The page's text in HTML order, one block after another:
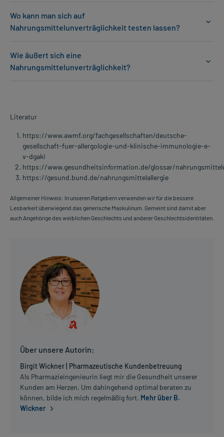
Wo kann man sich auf
Nahrungsmittelunverträglichkeit testen lassen?
Wie äußert sich eine
Nahrungsmittelunverträglichkeit?
Literatur
https://www.awmf.org/fachgesellschaften/deutsche-
gesellschaft-fuer-allergologie-und-klinische-immunologie-e-
v-dgaki
https://www.gesundheitsinformation.de/glossar/
https://gesund.bund.de/nahrungsmittelallergie
Allgemeiner Hinweis: In unseren Ratgebern verwenden wir für die bessere
Lesbarkeit überwiegend das generische Maskulinum. Gemeint sind damit aber
auch Angehörige des weiblichen Geschlechts und anderer Geschlechtsidentitäten.
Über unsere Autorin:
Birgit Wickner | Pharmazeutische Kundenbetreuung
Als Pharmazieingenieurin liegt mir die Gesundheit unserer
Kunden am Herzen. Um dahingehend optimal beraten zu
können, bilde ich mich regelmäßig fort. Mehr über B.
Wickner